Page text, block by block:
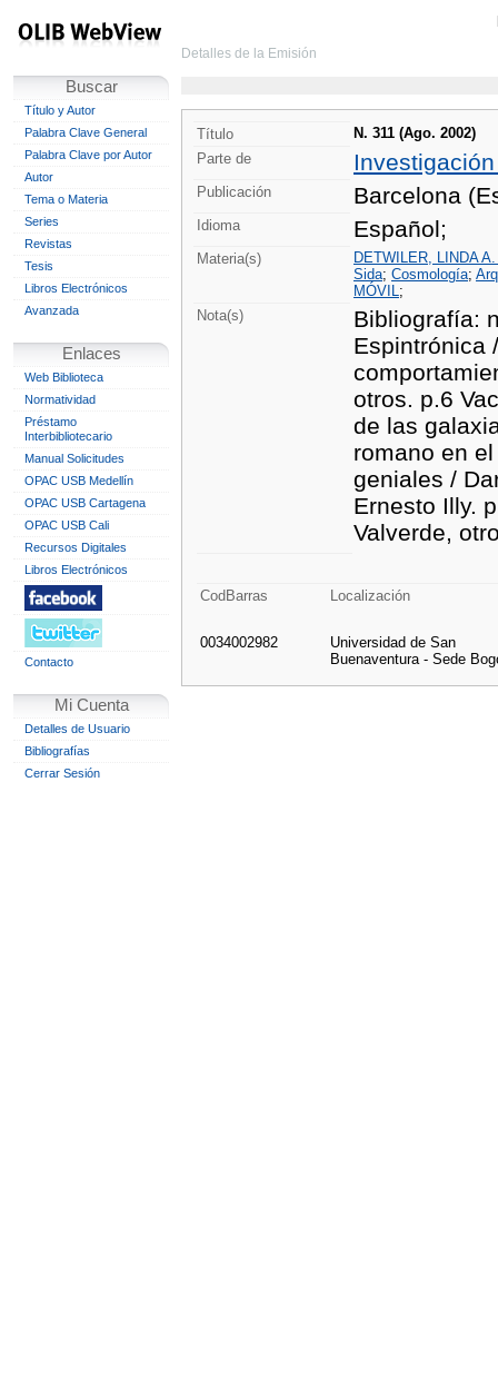
Buscar
Título y Autor
Palabra Clave General
Palabra Clave por Autor
Autor
Tema o Materia
Series
Revistas
Tesis
Libros Electrónicos
Avanzada
Enlaces
Web Biblioteca
Normatividad
Préstamo
Interbibliotecario
Manual Solicitudes
OPAC USB Medellín
OPAC USB Cartagena
OPAC USB Cali
Recursos Digitales
Libros Electrónicos
Contacto
Mi Cuenta
Detalles de Usuario
Bibliografías
Cerrar Sesión
Detalles de la Emisión
Título
N. 311 (Ago. 2002)
Parte de
Publicación Barcelona
Idioma Español;
Materia(s)
DETWILER, LINDA
Sida; Cosmología;
MÓVIL;
Nota(s)
Bibliografía:
Espintrónica
otros. p.6
de las
romano en
geniales /
Ernesto Illy.
Valverde,
CodBarras Localización
0034002982
Universidad de San
Buenaventura - Sede